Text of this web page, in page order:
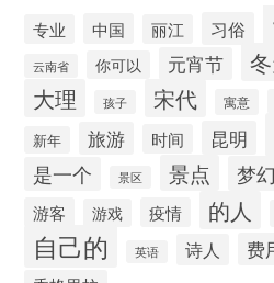
专业 中国 丽江 习俗
云南省 你可以 元宵节
大理 孩子 宋代 寓意
新年 旅游 时间 昆明
是一个 景区 景点 梦
游客 游戏 疫情 的人
自己的 英语 诗人 费